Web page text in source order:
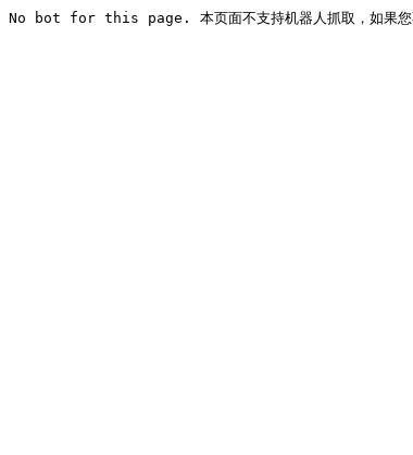
No bot for this page. 本页面不支持机器人抓取，如果您不